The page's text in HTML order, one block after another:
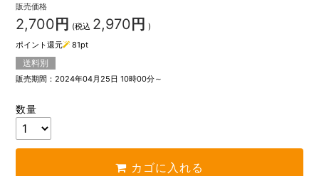
販売価格
2,700 円 (税込 2,970 円 )
ポイント還元
81pt
送料別
販売期間：2024年04月25日 10時00分～
数量
カゴに入れる